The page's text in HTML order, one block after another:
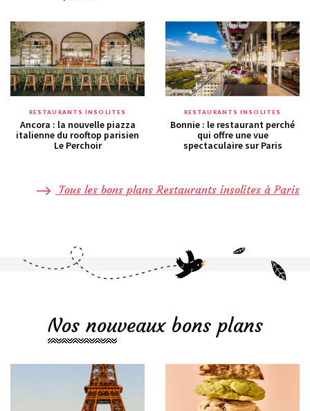
RESTAURANTS INSOLITES
Ancora : la nouvelle piazza
italienne du rooftop parisien
Le Perchoir
RESTAURANTS INSOLITES
Bonnie : le restaurant perché
qui offre une vue
spectaculaire sur Paris
Tous les bons plans Restaurants insolites à Paris
Nos nouveaux bons plans